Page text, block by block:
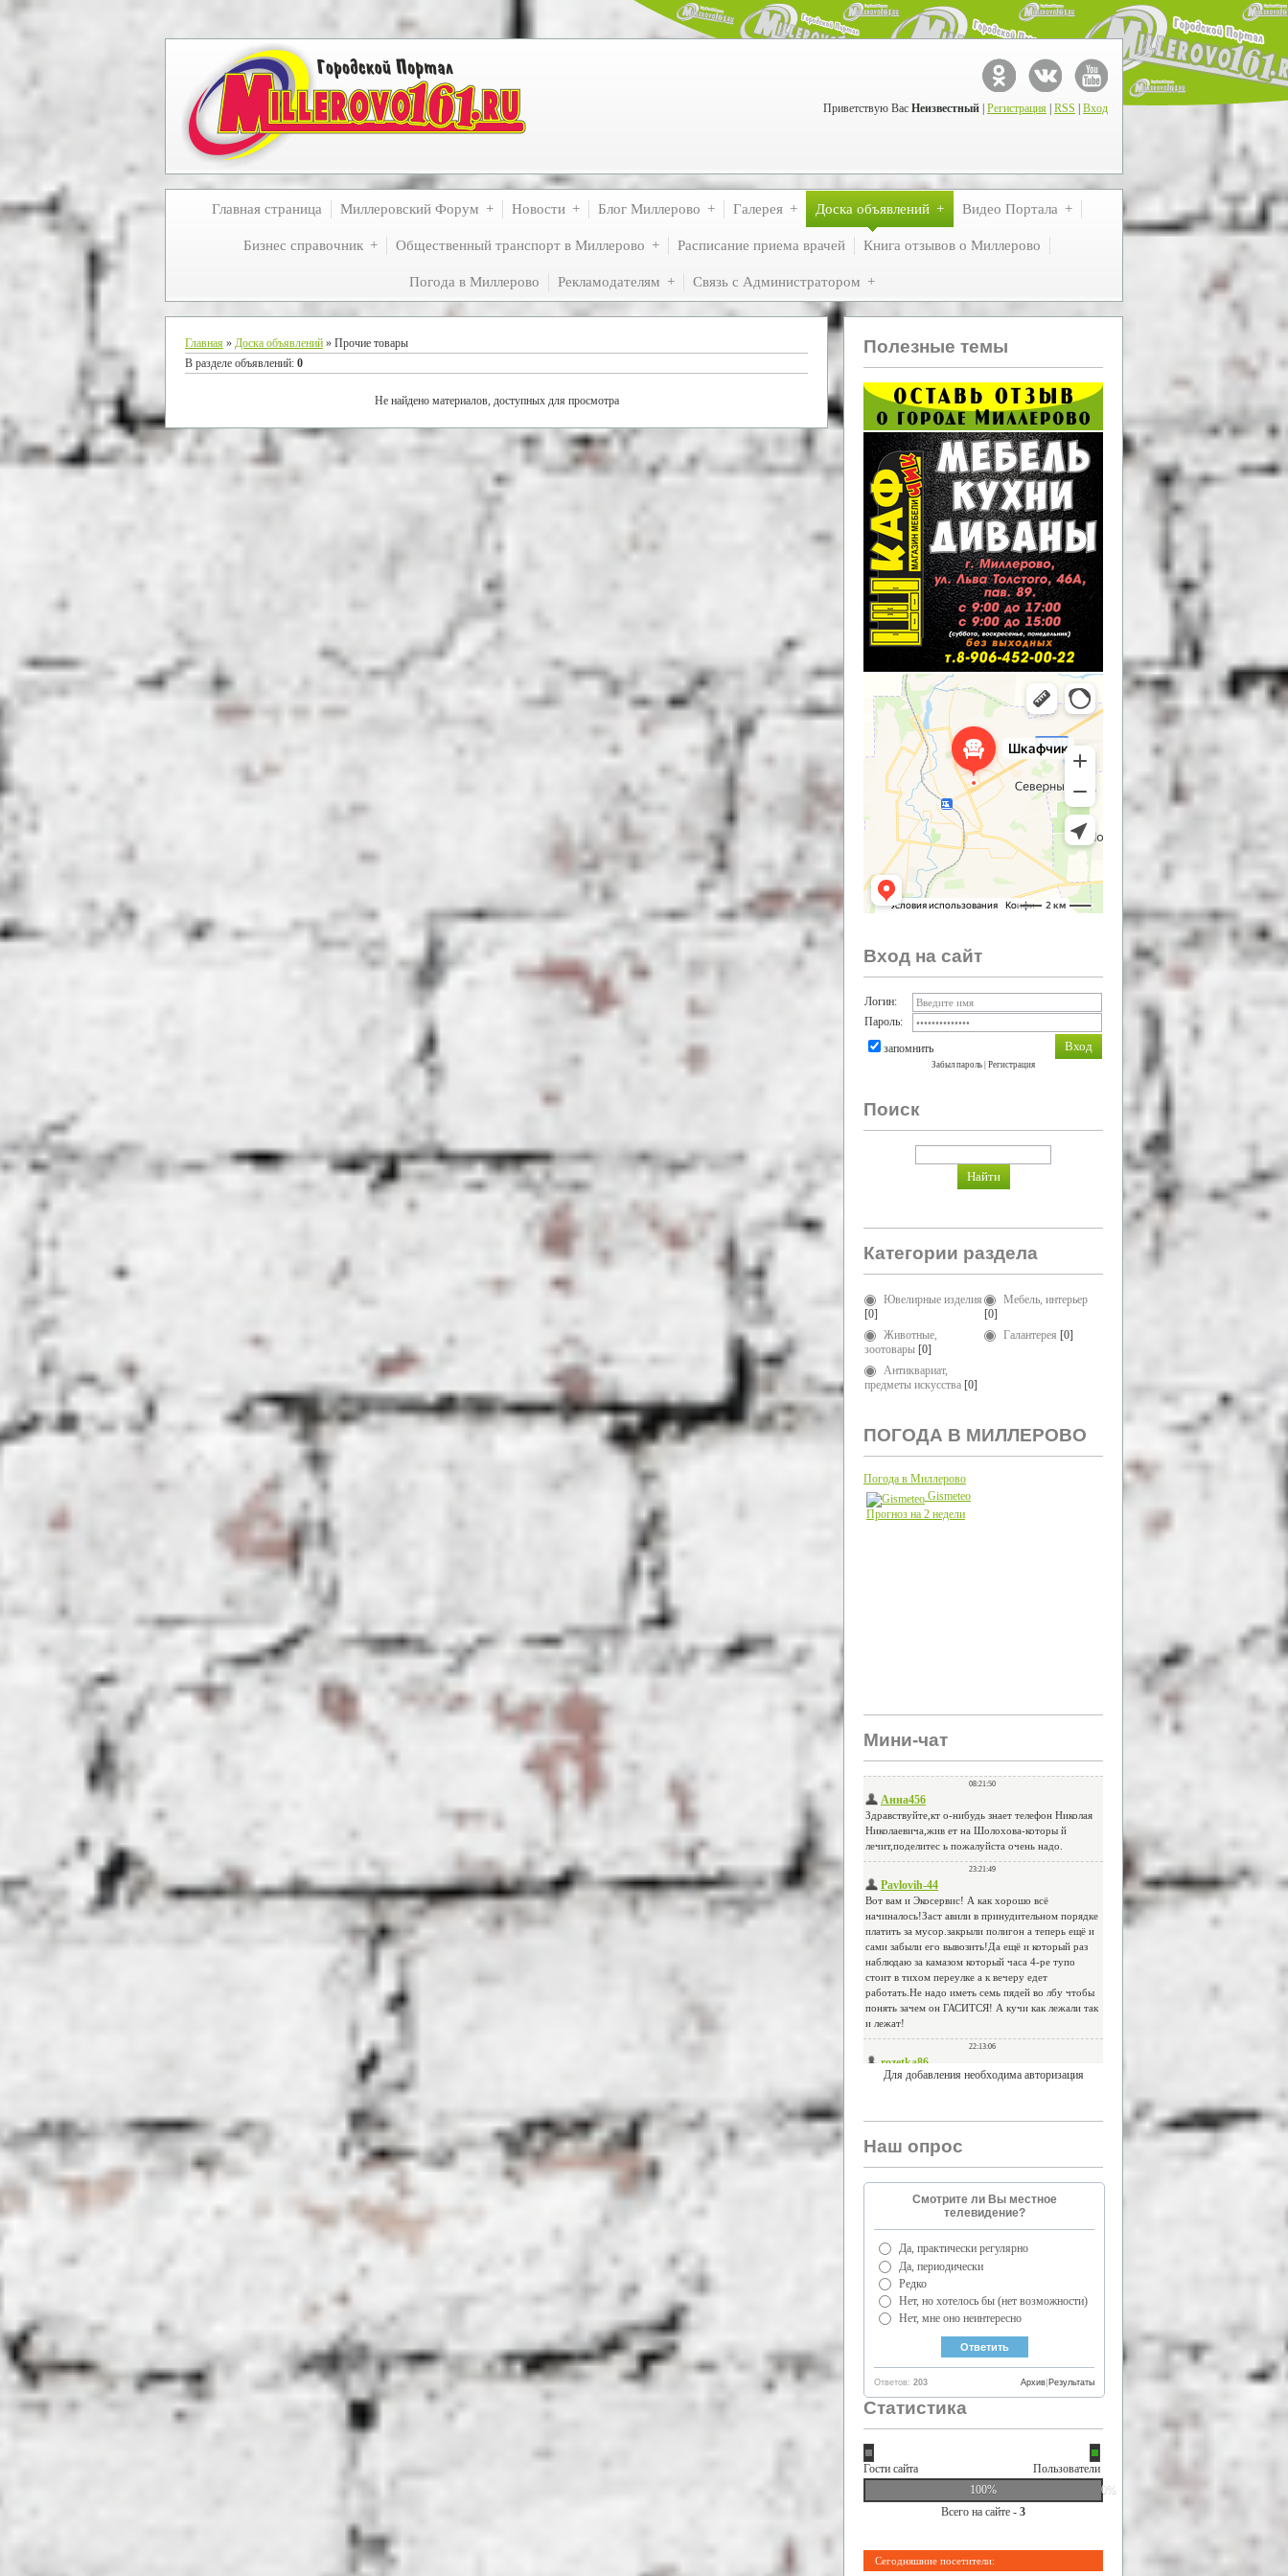
Приветствую Вас Неизвестный Регистрация RSS Вход
Главная страница Миллеровский Форум Новости Блог Миллерово Галерея Доска объявлений Видео Портала
Бизнес справочник Общественный транспорт в Миллерово Расписание приема врачей Книга отзывов о Миллерово
Погода в Миллерово Рекламодателям Связь с Администратором
Главная » Доска объявлений » Прочие товары
В разделе объявлений: 0
Не найдено материалов, доступных для просмотра
Полезные темы
Вход на сайт
Логин:
Пароль:
запомнить
Забыл пароль Регистрация
Поиск
Категории раздела
Ювелирные изделия
[0]
Мебель, интерьер
[0]
Животные,
зоотовары [0]
Галантерея [0]
Антиквариат,
предметы искусства [0]
ПОГОДА В МИЛЛЕРОВО
Погода в Миллерово
Gismeteo
Прогноз на 2 недели
Мини-чат
Для добавления необходима авторизация
Наш опрос
Смотрите ли Вы местное
телевидение?
Да, практически регулярно
Да, периодически
Редко
Нет, но хотелось бы (нет возможности)
Нет, мне оно неинтересно
Ответов: 203 Результаты
Архив
Статистика
Гости сайта
Пользователи
100%
0%
Всего на сайте - 3
Сегодняшние посетители: